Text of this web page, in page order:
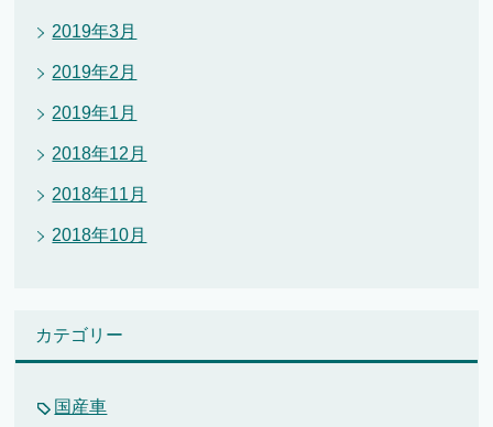
2019年3月
2019年2月
2019年1月
2018年12月
2018年11月
2018年10月
カテゴリー
国産車